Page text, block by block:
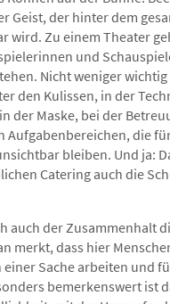
Geist, der hinter dem
wird. Zu einem Theater
und
Nicht weniger
den Kulissen, in der
der Maske, bei der
Aufgabenbereichen, die
bleiben. Und ja:
Catering auch die
auch der Zusammenhalt
merkt, dass hier
einer Sache arbeiten und
bemerkenswert ist